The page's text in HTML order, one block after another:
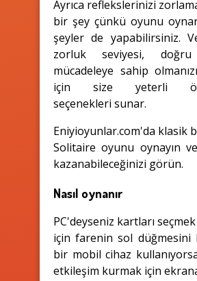
Ayrıca reflekslerinizi
bir şey çünkü oyunu
şeyler de yapabilirsiniz.
zorluk seviyesi, doğru
mücadeleye sahip
için size yeterli
seçenekleri sunar.
Eniyioyunlar.com'da klasik
Solitaire oyunu oynayın
kazanabileceğinizi görün.
Nasıl oynanır
PC'deyseniz kartları
için farenin sol düğmesini
bir mobil cihaz
etkileşim kurmak için